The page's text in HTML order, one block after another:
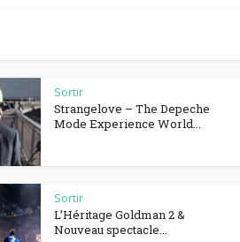
Sortir
Strangelove – The Depeche
Mode Experience World...
Sortir
L’Héritage Goldman 2 &
Nouveau spectacle...